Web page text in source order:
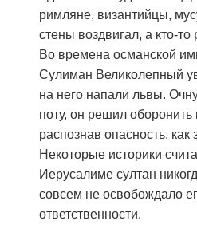
римляне, византийцы,
стены воздвигал, а кто-то
Во времена османской
Сулиман Великолепный
на него напали львы.
поту, он решил оборонить
распознав опасность, как
Некоторые историки
Иерусалиме султан
совсем не освобождало
ответственности.